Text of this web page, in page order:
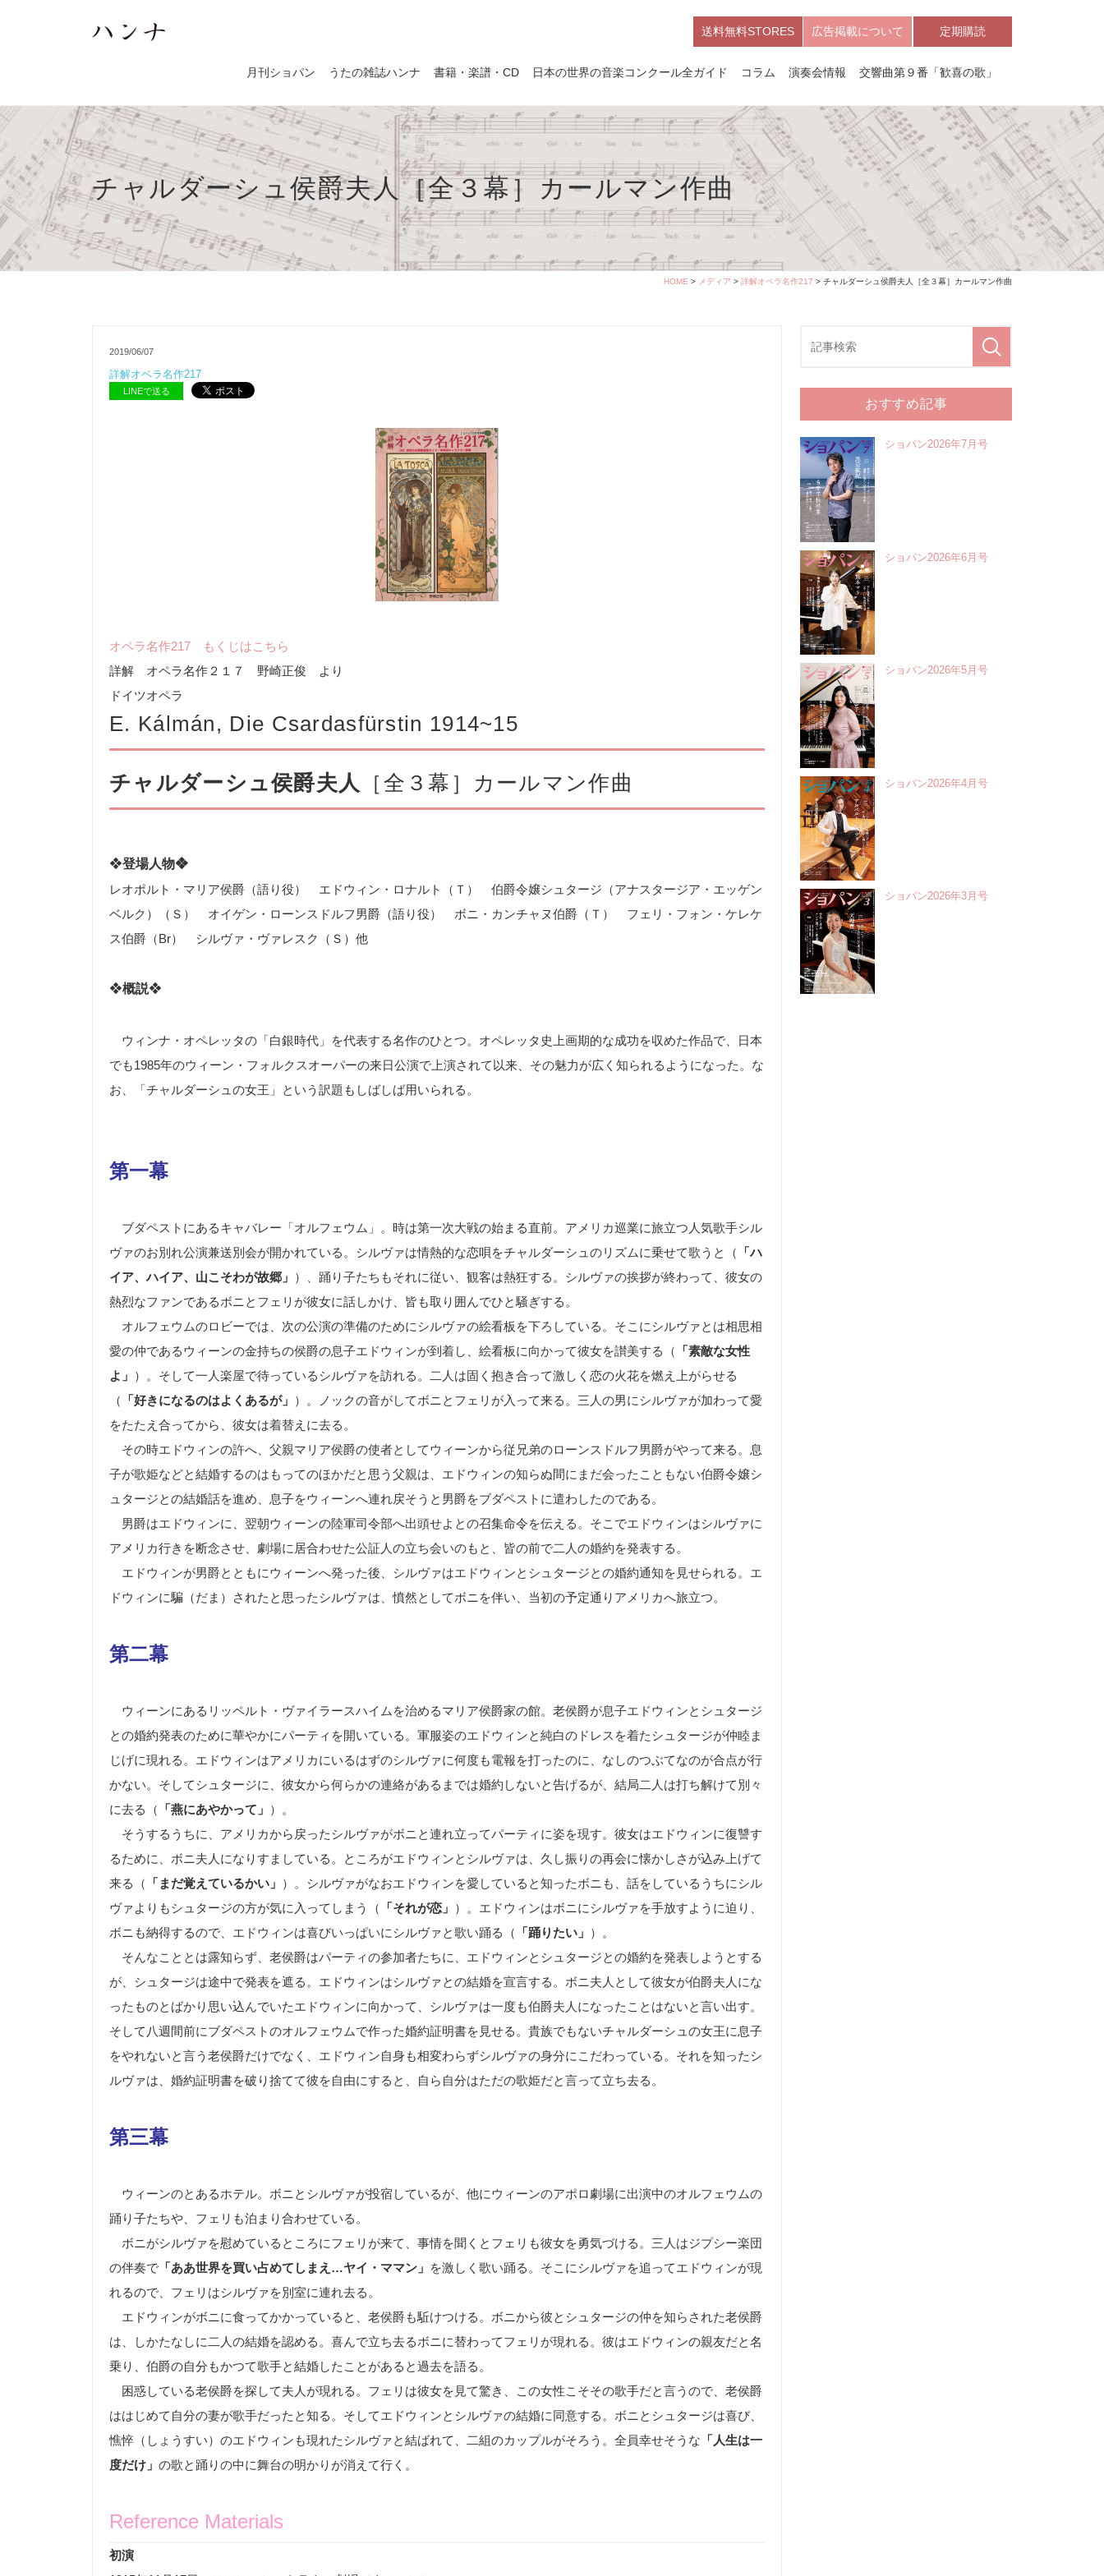
送料無料STORES 広告掲載について 定期購読
月刊ショパン うたの雑誌ハンナ 書籍・楽譜・CD 日本の世界の音楽コンクール全ガイド コラム 演奏会情報 交響曲第９番「歓喜の歌」
チャルダーシュ侯爵夫人［全３幕］カールマン作曲
HOME > メディア > 詳解オペラ名作217 > チャルダーシュ侯爵夫人［全３幕］カールマン作曲
2019/06/07
詳解オペラ名作217
LINEで送る
オペラ名作217 もくじはこちら
詳解 オペラ名作２１７ 野崎正俊 より
ドイツオペラ
E. Kálmán, Die Csardasfürstin 1914~15
チャルダーシュ侯爵夫人 ［全３幕］カールマン作曲
❖登場人物❖
レオポルト・マリア侯爵（語り役） エドウィン・ロナルト（Ｔ） 伯爵令嬢シュタージ（アナスタージア・エッゲン
ベルク）（Ｓ） オイゲン・ローンスドルフ男爵（語り役） ボニ・カンチャヌ伯爵（Ｔ） フェリ・フォン・ケレケ
ス伯爵（Br） シルヴァ・ヴァレスク（Ｓ）他
❖概説❖
ウィンナ・オペレッタの「白銀時代」を代表する名作のひとつ。オペレッタ史上画期的な成功を収めた作品で、日本
でも1985年のウィーン・フォルクスオーパーの来日公演で上演されて以来、その魅力が広く知られるようになった。な
お、「チャルダーシュの女王」という訳題もしばしば用いられる。
第一幕
ブダペストにあるキャバレー「オルフェウム」。時は第一次大戦の始まる直前。アメリカ巡業に旅立つ人気歌手シル
ヴァのお別れ公演兼送別会が開かれている。シルヴァは情熱的な恋唄をチャルダーシュのリズムに乗せて歌うと（
「ハ
イア、ハイア、山こそわが故郷」 ）、踊り子たちもそれに従い、観客は熱狂する。シルヴァの挨拶が終わって、彼女の
熱烈なファンであるボニとフェリが彼女に話しかけ、皆も取り囲んでひと騒ぎする。
オルフェウムのロビーでは、次の公演の準備のためにシルヴァの絵看板を下ろしている。そこにシルヴァとは相思相
愛の仲であるウィーンの金持ちの侯爵の息子エドウィンが到着し、絵看板に向かって彼女を讃美する（
「素敵な女性
よ」 ）。そして一人楽屋で待っているシルヴァを訪れる。二人は固く抱き合って激しく恋の火花を燃え上がらせる
（
「好きになるのはよくあるが」 ）。ノックの音がしてボニとフェリが入って来る。三人の男にシルヴァが加わって愛
をたたえ合ってから、彼女は着替えに去る。
その時エドウィンの許へ、父親マリア侯爵の使者としてウィーンから従兄弟のローンスドルフ男爵がやって来る。息
子が歌姫などと結婚するのはもってのほかだと思う父親は、エドウィンの知らぬ間にまだ会ったこともない伯爵令嬢シ
ュタージとの結婚話を進め、息子をウィーンへ連れ戻そうと男爵をブダペストに遣わしたのである。
男爵はエドウィンに、翌朝ウィーンの陸軍司令部へ出頭せよとの召集命令を伝える。そこでエドウィンはシルヴァに
アメリカ行きを断念させ、劇場に居合わせた公証人の立ち会いのもと、皆の前で二人の婚約を発表する。
エドウィンが男爵とともにウィーンへ発った後、シルヴァはエドウィンとシュタージとの婚約通知を見せられる。エ
ドウィンに騙（だま）されたと思ったシルヴァは、憤然としてボニを伴い、当初の予定通りアメリカへ旅立つ。
第二幕
ウィーンにあるリッペルト・ヴァイラースハイムを治めるマリア侯爵家の館。老侯爵が息子エドウィンとシュタージ
との婚約発表のために華やかにパーティを開いている。軍服姿のエドウィンと純白のドレスを着たシュタージが仲睦ま
じげに現れる。エドウィンはアメリカにいるはずのシルヴァに何度も電報を打ったのに、なしのつぶてなのが合点が行
かない。そしてシュタージに、彼女から何らかの連絡があるまでは婚約しないと告げるが、結局二人は打ち解けて別々
に去る（
「燕にあやかって」 ）。
そうするうちに、アメリカから戻ったシルヴァがボニと連れ立ってパーティに姿を現す。彼女はエドウィンに復讐す
るために、ボニ夫人になりすましている。ところがエドウィンとシルヴァは、久し振りの再会に懐かしさが込み上げて
来る（
「まだ覚えているかい」 ）。シルヴァがなおエドウィンを愛していると知ったボニも、話をしているうちにシル
ヴァよりもシュタージの方が気に入ってしまう（
「それが恋」 ）。エドウィンはボニにシルヴァを手放すように迫り、
ボニも納得するので、エドウィンは喜びいっぱいにシルヴァと歌い踊る（
「踊りたい」 ）。
そんなこととは露知らず、老侯爵はパーティの参加者たちに、エドウィンとシュタージとの婚約を発表しようとする
が、シュタージは途中で発表を遮る。エドウィンはシルヴァとの結婚を宣言する。ボニ夫人として彼女が伯爵夫人にな
ったものとばかり思い込んでいたエドウィンに向かって、シルヴァは一度も伯爵夫人になったことはないと言い出す。
そして八週間前にブダペストのオルフェウムで作った婚約証明書を見せる。貴族でもないチャルダーシュの女王に息子
をやれないと言う老侯爵だけでなく、エドウィン自身も相変わらずシルヴァの身分にこだわっている。それを知ったシ
ルヴァは、婚約証明書を破り捨てて彼を自由にすると、自ら自分はただの歌姫だと言って立ち去る。
第三幕
ウィーンのとあるホテル。ボニとシルヴァが投宿しているが、他にウィーンのアポロ劇場に出演中のオルフェウムの
踊り子たちや、フェリも泊まり合わせている。
ボニがシルヴァを慰めているところにフェリが来て、事情を聞くとフェリも彼女を勇気づける。三人はジプシー楽団
の伴奏で 「ああ世界を買い占めてしまえ …ヤイ・ママン」 を激しく歌い踊る。そこにシルヴァを追ってエドウィンが現
れるので、フェリはシルヴァを別室に連れ去る。
エドウィンがボニに食ってかかっていると、老侯爵も駈けつける。ボニから彼とシュタージの仲を知らされた老侯爵
は、しかたなしに二人の結婚を認める。喜んで立ち去るボニに替わってフェリが現れる。彼はエドウィンの親友だと名
乗り、伯爵の自分もかつて歌手と結婚したことがあると過去を語る。
困惑している老侯爵を探して夫人が現れる。フェリは彼女を見て驚き、この女性こそその歌手だと言うので、老侯爵
ははじめて自分の妻が歌手だったと知る。そしてエドウィンとシルヴァの結婚に同意する。ボニとシュタージは喜び、
憔悴（しょうすい）のエドウィンも現れたシルヴァと結ばれて、二組のカップルがそろう。全員幸せそうな 「人生は一
度だけ」 の歌と踊りの中に舞台の明かりが消えて行く。
Reference Materials
初演
おすすめ記事
ショパン2026年7月号
ショパン2026年6月号
ショパン2026年5月号
ショパン2026年4月号
ショパン2026年3月号